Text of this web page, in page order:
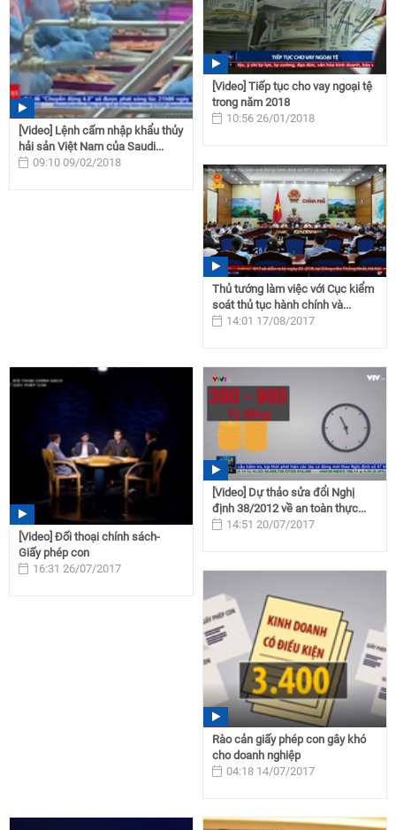
[Video] Lệnh cấm nhập khẩu thủy
hải sản Việt Nam của Saudi...
09:10 09/02/2018
[Video] Tiếp tục cho vay ngoại tệ
trong năm 2018
10:56 26/01/2018
Thủ tướng làm việc với Cục kiểm
soát thủ tục hành chính và...
14:01 17/08/2017
[Video] Đối thoại chính sách-
Giấy phép con
16:31 26/07/2017
[Video] Dự thảo sửa đổi Nghị
định 38/2012 về an toàn thực...
14:51 20/07/2017
Rào cản giấy phép con gây khó
cho doanh nghiệp
04:18 14/07/2017